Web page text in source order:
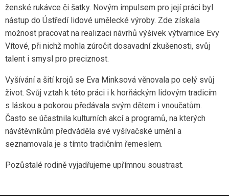
ženské rukávce či šatky. Novým impulsem pro její práci byl
nástup do Ústředí lidové umělecké výroby. Zde získala
možnost pracovat na realizaci návrhů výšivek výtvarnice Evy
Vítové, při nichž mohla zúročit dosavadní zkušenosti, svůj
talent i smysl pro preciznost.
Vyšívání a šití krojů se Eva Minksová věnovala po celý svůj
život. Svůj vztah k této práci i k horňáckým lidovým tradicím
s láskou a pokorou předávala svým dětem i vnoučatům.
Často se účastnila kulturních akcí a programů, na kterých
návštěvníkům předváděla své vyšívačské umění a
seznamovala je s tímto tradičním řemeslem.
Pozůstalé rodině vyjadřujeme upřímnou soustrast.